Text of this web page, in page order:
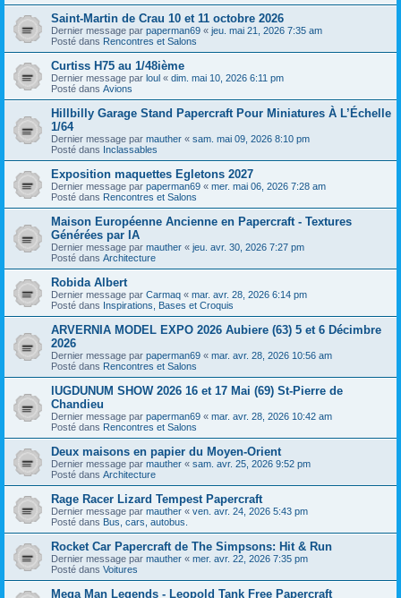
Saint-Martin de Crau 10 et 11 octobre 2026
Dernier message par paperman69 « jeu. mai 21, 2026 7:35 am
Posté dans Rencontres et Salons
Curtiss H75 au 1/48ième
Dernier message par loul « dim. mai 10, 2026 6:11 pm
Posté dans Avions
Hillbilly Garage Stand Papercraft Pour Miniatures À L’Échelle
1/64
Dernier message par mauther « sam. mai 09, 2026 8:10 pm
Posté dans Inclassables
Exposition maquettes Egletons 2027
Dernier message par paperman69 « mer. mai 06, 2026 7:28 am
Posté dans Rencontres et Salons
Maison Européenne Ancienne en Papercraft - Textures
Générées par IA
Dernier message par mauther « jeu. avr. 30, 2026 7:27 pm
Posté dans Architecture
Robida Albert
Dernier message par Carmaq « mar. avr. 28, 2026 6:14 pm
Posté dans Inspirations, Bases et Croquis
ARVERNIA MODEL EXPO 2026 Aubiere (63) 5 et 6 Décimbre
2026
Dernier message par paperman69 « mar. avr. 28, 2026 10:56 am
Posté dans Rencontres et Salons
lUGDUNUM SHOW 2026 16 et 17 Mai (69) St-Pierre de
Chandieu
Dernier message par paperman69 « mar. avr. 28, 2026 10:42 am
Posté dans Rencontres et Salons
Deux maisons en papier du Moyen-Orient
Dernier message par mauther « sam. avr. 25, 2026 9:52 pm
Posté dans Architecture
Rage Racer Lizard Tempest Papercraft
Dernier message par mauther « ven. avr. 24, 2026 5:43 pm
Posté dans Bus, cars, autobus.
Rocket Car Papercraft de The Simpsons: Hit & Run
Dernier message par mauther « mer. avr. 22, 2026 7:35 pm
Posté dans Voitures
Mega Man Legends - Leopold Tank Free Papercraft